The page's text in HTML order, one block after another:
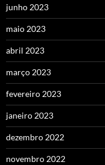
junho 2023
maio 2023
abril 2023
março 2023
fevereiro 2023
janeiro 2023
dezembro 2022
novembro 2022